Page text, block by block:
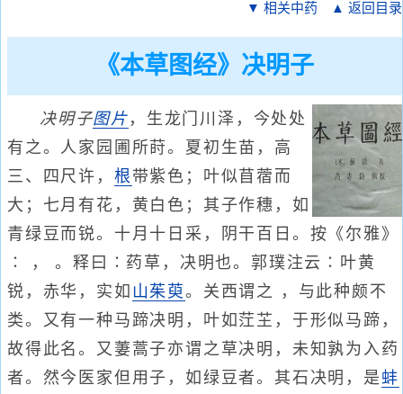
▼ 相关中药 ▲ 返回目录
《本草图经》决明子
决明子图片 ，生龙门川泽，今处处
有之。人家园圃所莳。夏初生苗，高
三、四尺许， 根 带紫色；叶似苜蓿而
大；七月有花，黄白色；其子作穗，如
青绿豆而锐。十月十日采，阴干百日。按《尔雅》
∶ ， 。释曰∶药草，决明也。郭璞注云∶叶黄
锐，赤华，实如 山茱萸。关西谓之 ，与此种颇不
类。又有一种马蹄决明，叶如茳芏，于形似马蹄，
故得此名。又萋蒿子亦谓之草决明，未知孰为入药
者。然今医家但用子，如绿豆者。其石决明，是蚌